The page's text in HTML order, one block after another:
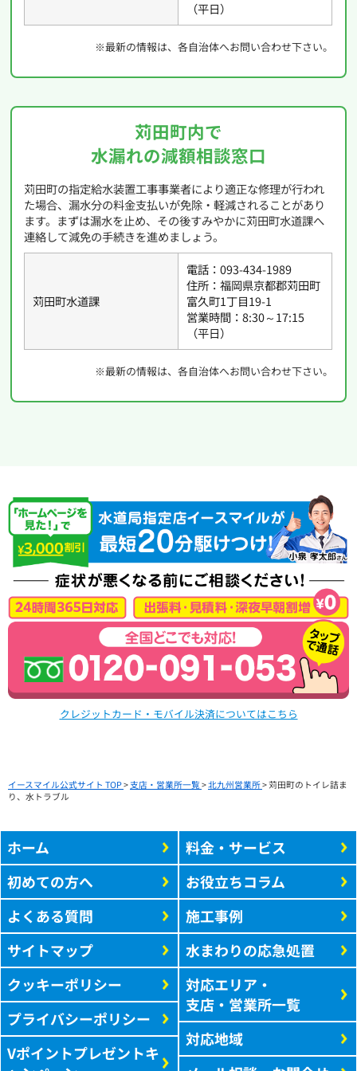
（平日）
※最新の情報は、各自治体へお問い合わせ下さい。
苅田町内で
水漏れの減額相談窓口
苅田町の指定給水装置工事事業者により適正な修理が行われ
た場合、漏水分の料金支払いが免除・軽減されることがあり
ます。まずは漏水を止め、その後すみやかに苅田町水道課へ
連絡して減免の手続きを進めましょう。
苅田町水道課
電話：093-434-1989
住所：福岡県京都郡苅田町
富久町1丁目19-1
営業時間：8:30～17:15
（平日）
※最新の情報は、各自治体へお問い合わせ下さい。
クレジットカード・モバイル決済についてはこちら
イースマイル公式サイト TOP> 支店・営業所一覧>北九州営業所>苅田町のトイレ詰ま
り、水トラブル
ホーム
初めての方へ
よくある質問
サイトマップ
クッキーポリシー
プライバシーポリシー
Vポイントプレゼントキ
料金・サービス
お役立ちコラム
施工事例
水まわりの応急処置
対応エリア・
支店・営業所一覧
対応地域